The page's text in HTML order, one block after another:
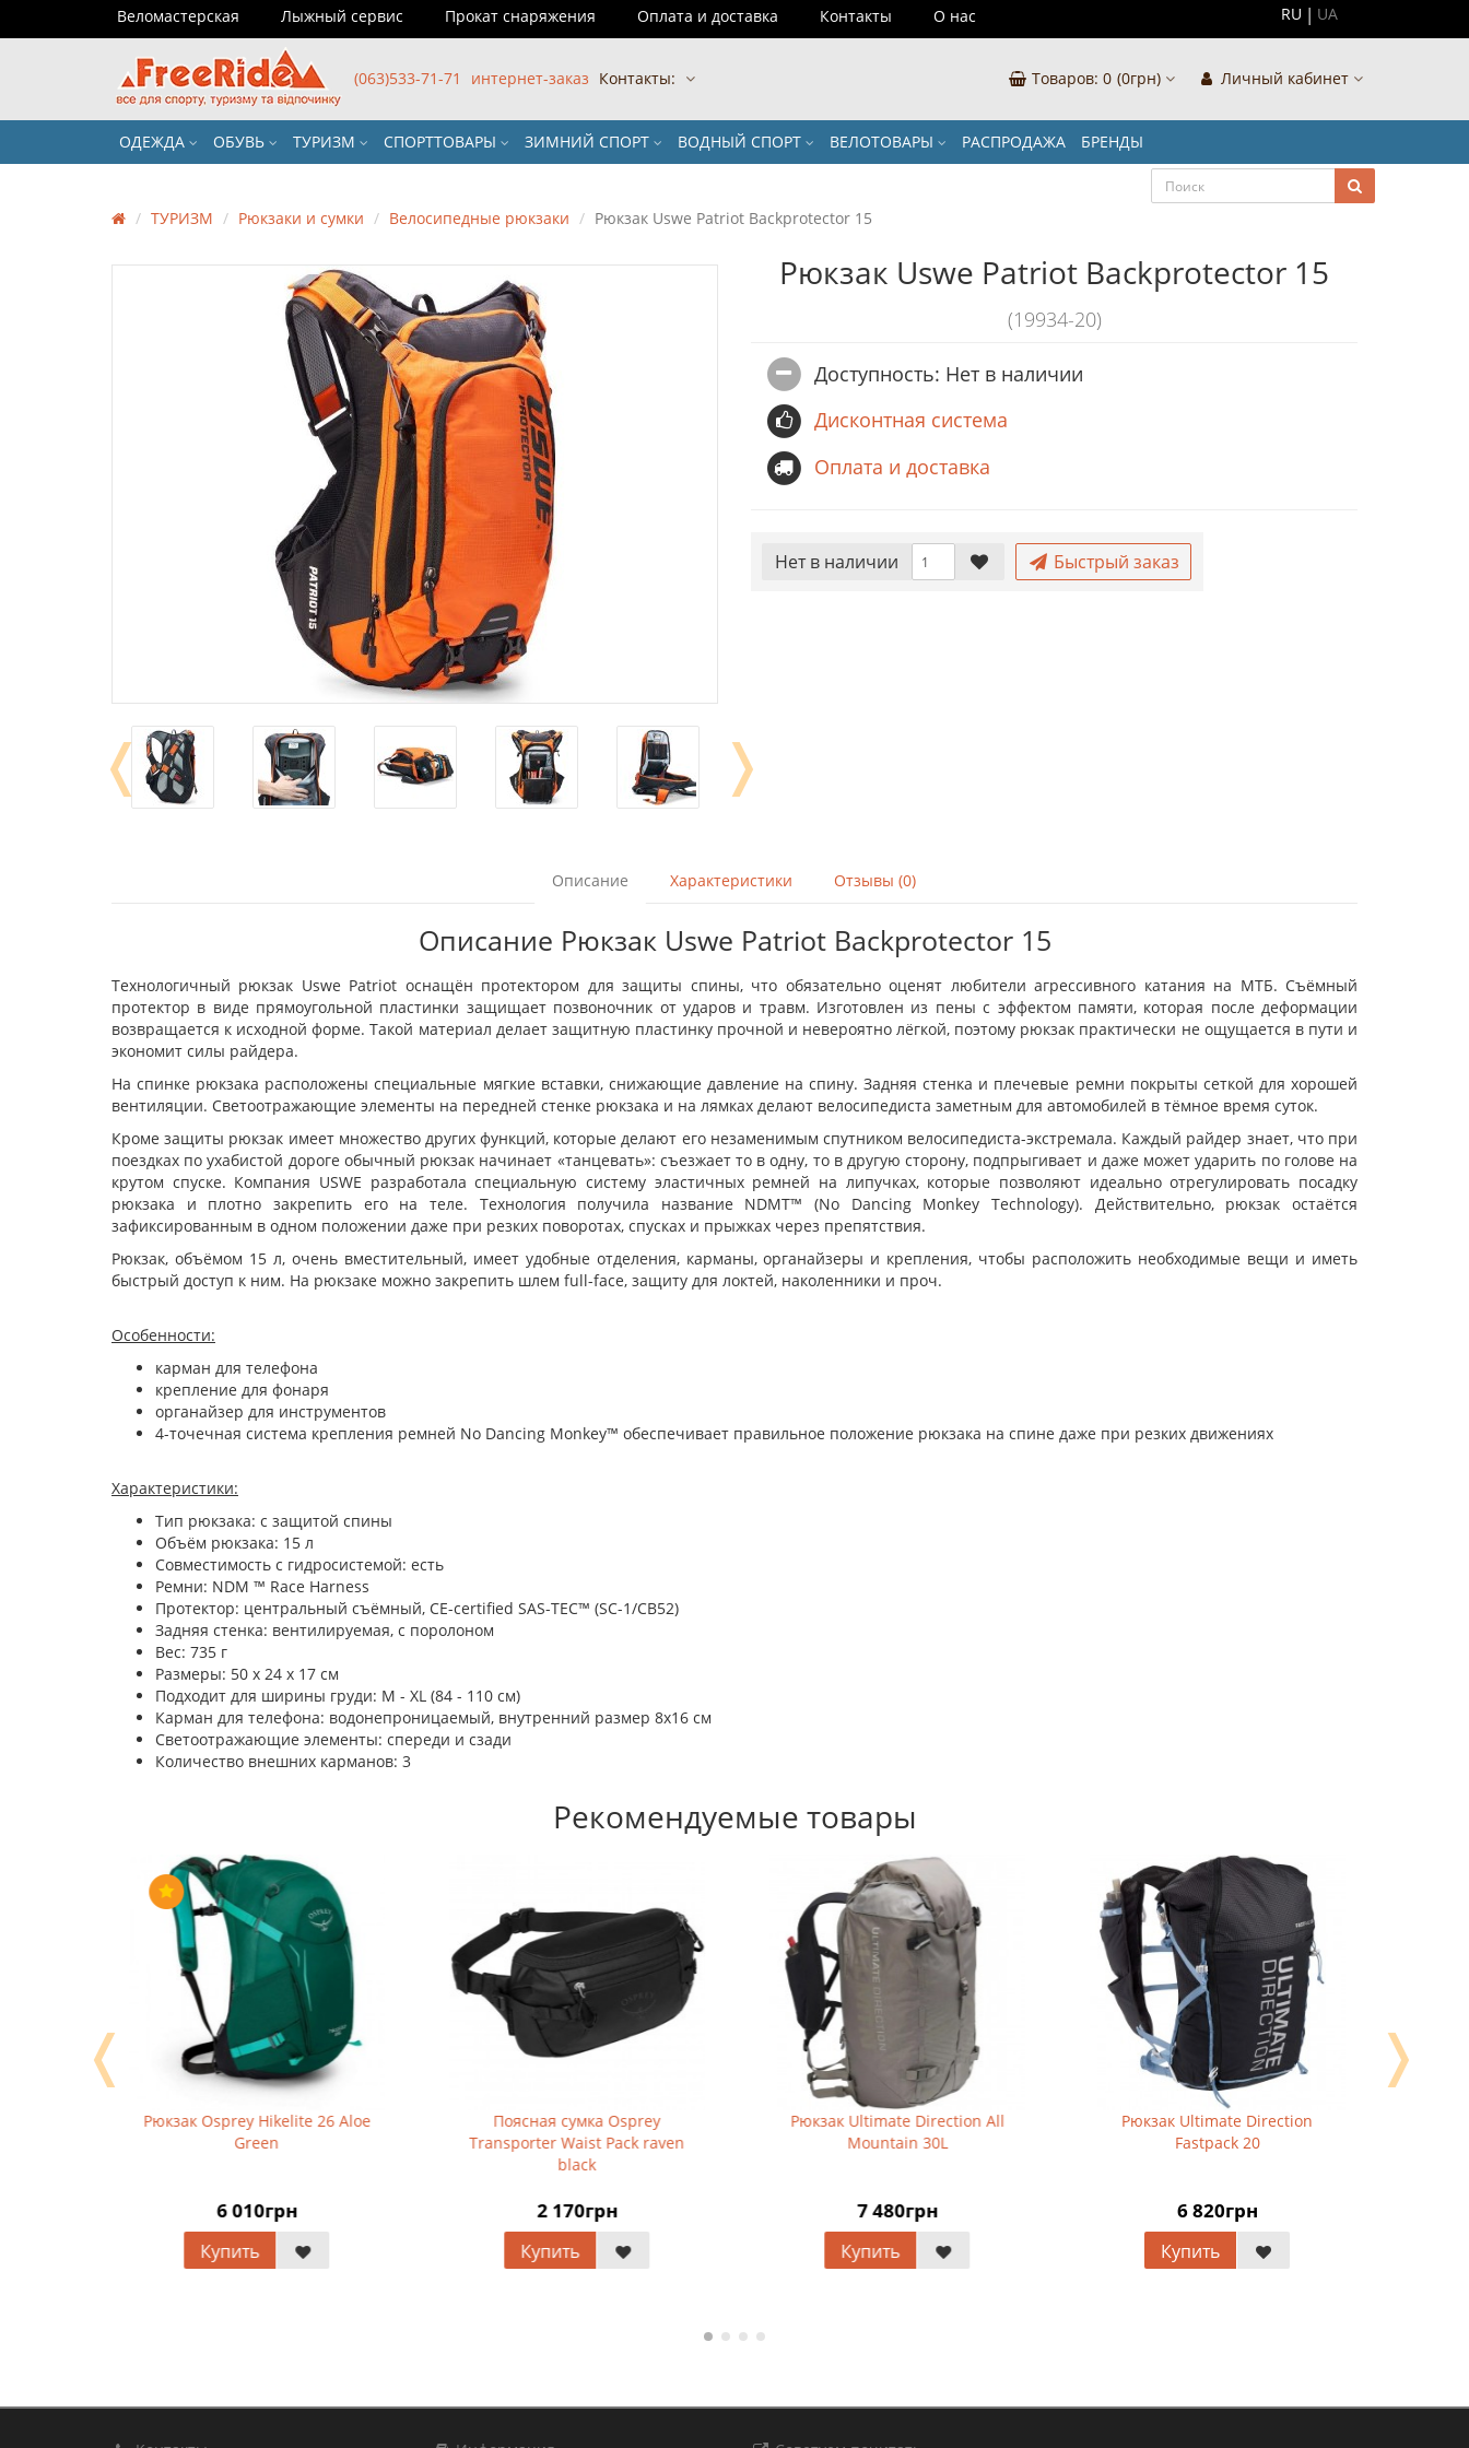
Веломастерская Лыжный сервис Прокат снаряжения Оплата и доставка Контакты О нас RU UA
(063)533-71-71 интернет-заказ Контакты: (0грн)
Товаров: 0 Личный кабинет
ОДЕЖДА ОБУВЬ ТУРИЗМ СПОРТТОВАРЫ ЗИМНИЙ СПОРТ ВОДНЫЙ СПОРТ ВЕЛОТОВАРЫ РАСПРОДАЖА БРЕНДЫ
ТУРИЗМ Рюкзаки и сумки Велосипедные рюкзаки Рюкзак Uswe Patriot Backprotector 15
❬ ❭
Рюкзак Uswe Patriot Backprotector 15
(19934-20)
Доступность: Нет в наличии
Дисконтная система
Оплата и доставка
Нет в наличии Быстрый заказ
Описание Характеристики Отзывы (0)
Описание Рюкзак Uswe Patriot Backprotector 15
Технологичный рюкзак Uswe Patriot оснащён протектором для защиты спины, что обязательно оценят любители агрессивного катания на МТБ. Съёмный
протектор в виде прямоугольной пластинки защищает позвоночник от ударов и травм. Изготовлен из пены с эффектом памяти, которая после деформации
возвращается к исходной форме. Такой материал делает защитную пластинку прочной и невероятно лёгкой, поэтому рюкзак практически не ощущается в пути и
экономит силы райдера.
На спинке рюкзака расположены специальные мягкие вставки, снижающие давление на спину. Задняя стенка и плечевые ремни покрыты сеткой для хорошей
вентиляции. Светоотражающие элементы на передней стенке рюкзака и на лямках делают велосипедиста заметным для автомобилей в тёмное время суток.
Кроме защиты рюкзак имеет множество других функций, которые делают его незаменимым спутником велосипедиста-экстремала. Каждый райдер знает, что при
поездках по ухабистой дороге обычный рюкзак начинает «танцевать»: съезжает то в одну, то в другую сторону, подпрыгивает и даже может ударить по голове на
крутом спуске. Компания USWE разработала специальную систему эластичных ремней на липучках, которые позволяют идеально отрегулировать посадку
рюкзака и плотно закрепить его на теле. Технология получила название NDMT™ (No Dancing Monkey Technology). Действительно, рюкзак остаётся
зафиксированным в одном положении даже при резких поворотах, спусках и прыжках через препятствия.
Рюкзак, объёмом 15 л, очень вместительный, имеет удобные отделения, карманы, органайзеры и крепления, чтобы расположить необходимые вещи и иметь
быстрый доступ к ним. На рюкзаке можно закрепить шлем full-face, защиту для локтей, наколенники и проч.
Особенности:
карман для телефона
крепление для фонаря
органайзер для инструментов
4-точечная система крепления ремней No Dancing Monkey™ обеспечивает правильное положение рюкзака на спине даже при резких движениях
Характеристики:
Тип рюкзака: с защитой спины
Объём рюкзака: 15 л
Совместимость с гидросистемой: есть
Ремни: NDM ™ Race Harness
Протектор: центральный съёмный, CE-certified SAS-TEC™ (SC-1/CB52)
Задняя стенка: вентилируемая, с поролоном
Вес: 735 г
Размеры: 50 х 24 х 17 см
Подходит для ширины груди: M - XL (84 - 110 см)
Карман для телефона: водонепроницаемый, внутренний размер 8х16 см
Светоотражающие элементы: спереди и сзади
Количество внешних карманов: 3
Рекомендуемые товары
Рюкзак Osprey Hikelite 26 Aloe
Green
6 010грн
Купить
Поясная сумка Osprey
Transporter Waist Pack raven
black
2 170грн
Купить
Рюкзак Ultimate Direction All
Mountain 30L
7 480грн
Купить
Рюкзак Ultimate Direction
Fastpack 20
6 820грн
Купить
❬ ❭